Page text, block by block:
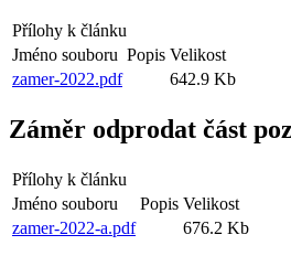
Přílohy k článku
Jméno souboru Popis Velikost
zamer-2022.pdf
642.9 Kb
Záměr odprodat část
Přílohy k článku
Jméno souboru
Popis Velikost
zamer-2022-a.pdf
676.2 Kb